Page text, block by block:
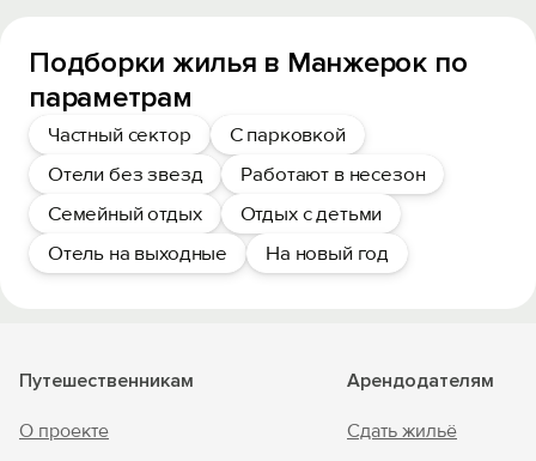
Подборки жилья в Манжерок по
параметрам
Частный сектор
С парковкой
Отели без звезд
Работают в несезон
Семейный отдых
Отдых с детьми
Отель на выходные
На новый год
Путешественникам
О проекте
Арендодателям
Сдать жильё